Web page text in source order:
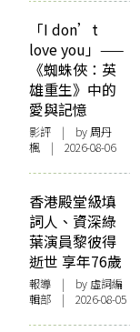
「I don’t
love you」——
《蜘蛛俠：英
雄重生》中的
愛與記憶
影評 | by周丹
楓 | 2026-08-06
香港殿堂級填
詞人、資深綠
葉演員黎彼得
逝世 享年76歲
報導 | by 虛詞編
輯部 | 2026-08-05